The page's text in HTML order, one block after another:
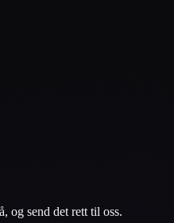
og send det rett til oss.